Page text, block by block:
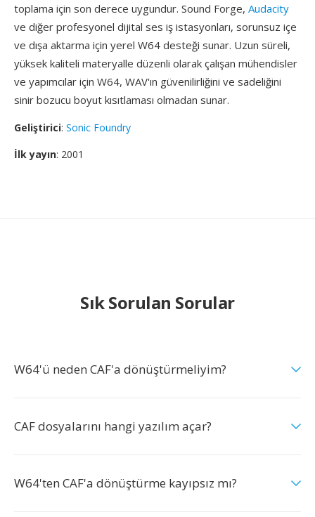
toplama için son derece uygundur. Sound Forge, Audacity
ve diğer profesyonel dijital ses iş istasyonları, sorunsuz içe
ve dışa aktarma için yerel W64 desteği sunar. Uzun süreli,
yüksek kaliteli materyalle düzenli olarak çalışan mühendisler
ve yapımcılar için W64, WAV'ın güvenilirliğini ve sadeliğini
sinir bozucu boyut kısıtlaması olmadan sunar.
Geliştirici: Sonic Foundry
İlk yayın: 2001
Sık Sorulan Sorular
W64'ü neden CAF'a dönüştürmeliyim?
CAF dosyalarını hangi yazılım açar?
W64'ten CAF'a dönüştürme kayıpsız mı?